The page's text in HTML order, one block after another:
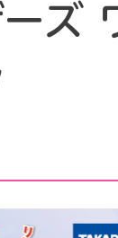
ズ